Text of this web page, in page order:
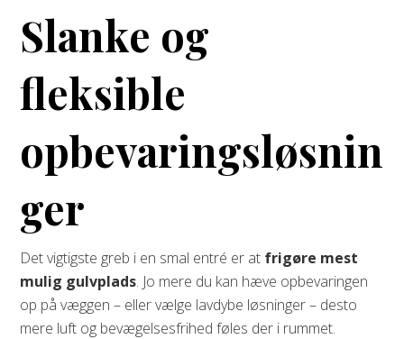
Slanke og
fleksible
opbevaringsløsnin
ger
Det vigtigste greb i en smal entré er at frigøre mest
mulig gulvplads. Jo mere du kan hæve opbevaringen
op på væggen – eller vælge lavdybe løsninger – desto
mere luft og bevægelsesfrihed føles der i rummet.